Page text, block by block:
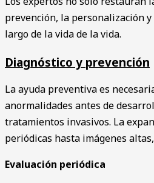
prevención, la personalización
largo de la vida de la vida.
Diagnóstico y prevención
La ayuda preventiva es
anormalidades antes de
tratamientos invasivos. La
periódicas hasta imágenes
Evaluación periódica